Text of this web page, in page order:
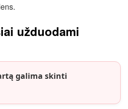
užduodami
galima skinti